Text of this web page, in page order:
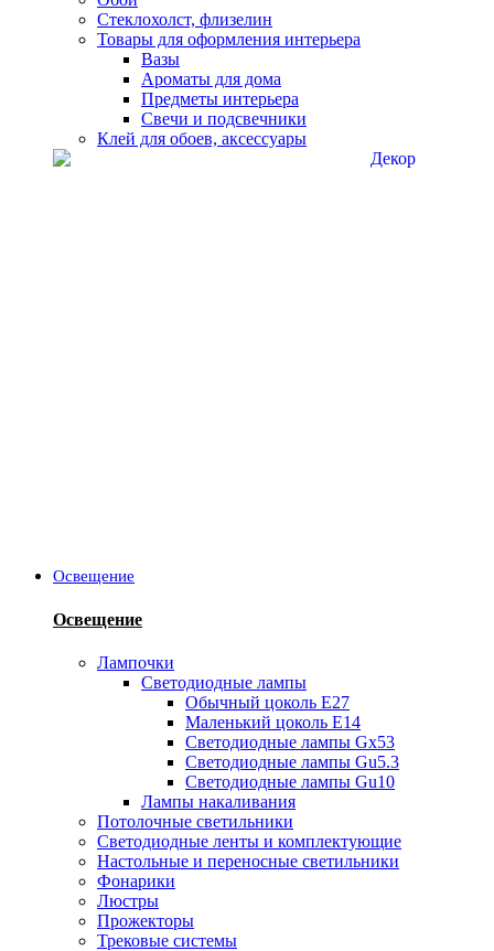
Стеклохолст, флизелин
Товары для оформления интерьера
Вазы
Ароматы для дома
Предметы интерьера
Свечи и подсвечники
Клей для обоев, аксессуары
Освещение
Освещение
Лампочки
Светодиодные лампы
Обычный цоколь Е27
Маленький цоколь Е14
Светодиодные лампы Gx53
Светодиодные лампы Gu5.3
Светодиодные лампы Gu10
Лампы накаливания
Потолочные светильники
Светодиодные ленты и комплектующие
Настольные и переносные светильники
Фонарики
Люстры
Прожекторы
Трековые системы